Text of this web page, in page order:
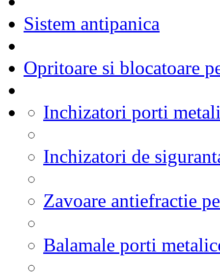
Sistem antipanica
Opritoare si blocatoare
Inchizatori porti
Inchizatori de
Zavoare antiefractie
Balamale porti